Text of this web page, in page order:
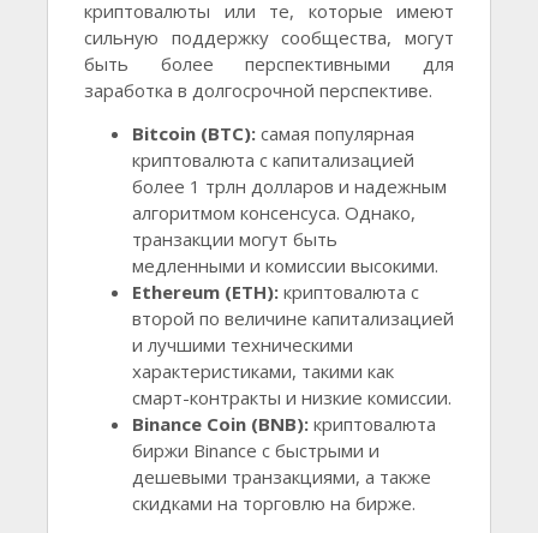
криптовалюты или те, которые имеют
сильную поддержку сообщества, могут
быть более перспективными для
заработка в долгосрочной перспективе.
Bitcoin (BTC): самая популярная
криптовалюта с капитализацией
более 1 трлн долларов и надежным
алгоритмом консенсуса. Однако,
транзакции могут быть
медленными и комиссии высокими.
Ethereum (ETH): криптовалюта с
второй по величине капитализацией
и лучшими техническими
характеристиками, такими как
смарт-контракты и низкие комиссии.
Binance Coin (BNB): криптовалюта
биржи Binance с быстрыми и
дешевыми транзакциями, а также
скидками на торговлю на бирже.